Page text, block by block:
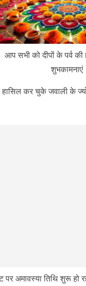
आप सभी को दीपों के पर्व की
शुभकामनाएं
कर चुके जवाली के
अमावस्या तिथि शुरू